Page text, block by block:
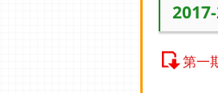
第一